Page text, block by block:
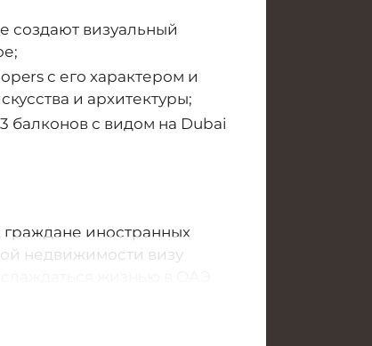
создают визуальный
с его характером и
и архитектуры;
балконов с видом на Dubai
иностранных
недвижимости визу